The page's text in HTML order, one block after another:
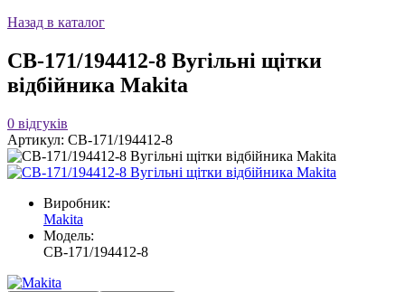
Назад в каталог
CB-171/194412-8 Вугільні щітки
відбійника Makita
0 відгуків
Артикул: CB-171/194412-8
Виробник:
Makita
Модель:
CB-171/194412-8